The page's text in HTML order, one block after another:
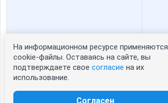
Статистика портрета:
сейчас просматривают портрет - 0
зарегистрированные пользователи
На информационном ресурсе применяются
cookie-файлы. Оставаясь на сайте, вы
подтверждаете свое согласие на их
использование.
Согласен